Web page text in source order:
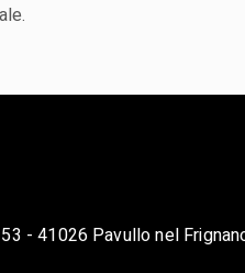
- 41026 Pavullo nel